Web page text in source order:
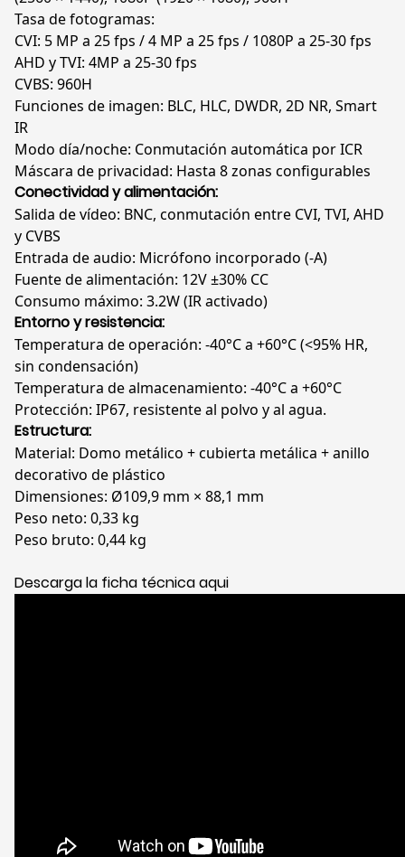
Tasa de fotogramas:
CVI: 5 MP a 25 fps / 4 MP a 25 fps / 1080P a 25-30 fps
AHD y TVI: 4MP a 25-30 fps
CVBS: 960H
Funciones de imagen: BLC, HLC, DWDR, 2D NR, Smart
IR
Modo día/noche: Conmutación automática por ICR
Máscara de privacidad: Hasta 8 zonas configurables
Conectividad y alimentación:
Salida de vídeo: BNC, conmutación entre CVI, TVI, AHD
y CVBS
Entrada de audio: Micrófono incorporado (-A)
Fuente de alimentación: 12V ±30% CC
Consumo máximo: 3.2W (IR activado)
Entorno y resistencia:
Temperatura de operación: -40°C a +60°C (<95% HR,
sin condensación)
Temperatura de almacenamiento: -40°C a +60°C
Protección: IP67, resistente al polvo y al agua.
Estructura:
Material: Domo metálico + cubierta metálica + anillo
decorativo de plástico
Dimensiones: Ø109,9 mm × 88,1 mm
Peso neto: 0,33 kg
Peso bruto: 0,44 kg
Descarga la ficha técnica aqui